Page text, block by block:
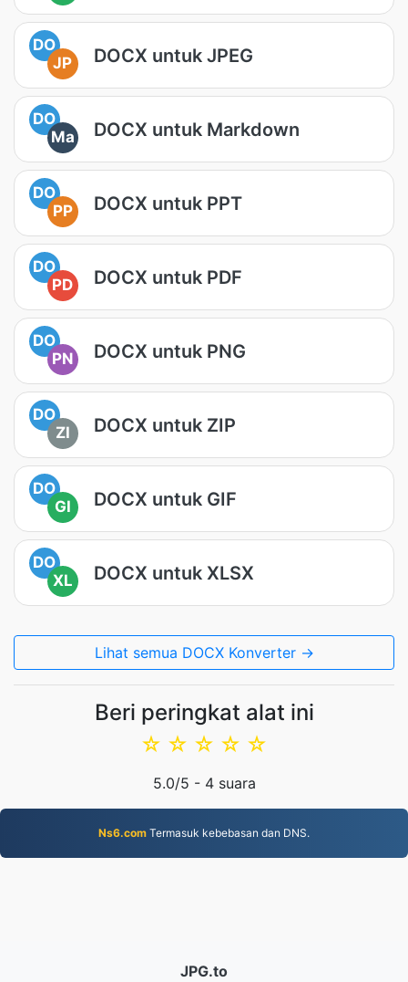
DO
JP
DOCX untuk JPEG
DO
Ma
DOCX untuk Markdown
DO
PP
DOCX untuk PPT
DO
PD
DOCX untuk PDF
DO
PN
DOCX untuk PNG
DO
ZI
DOCX untuk ZIP
DO
GI
DOCX untuk GIF
DO
XL
DOCX untuk XLSX
Lihat semua DOCX Konverter →
Beri peringkat alat ini
☆
☆
☆
☆
☆
5.0/5 - 4suara
Ns6.com Termasuk kebebasan dan DNS.
JPG.to